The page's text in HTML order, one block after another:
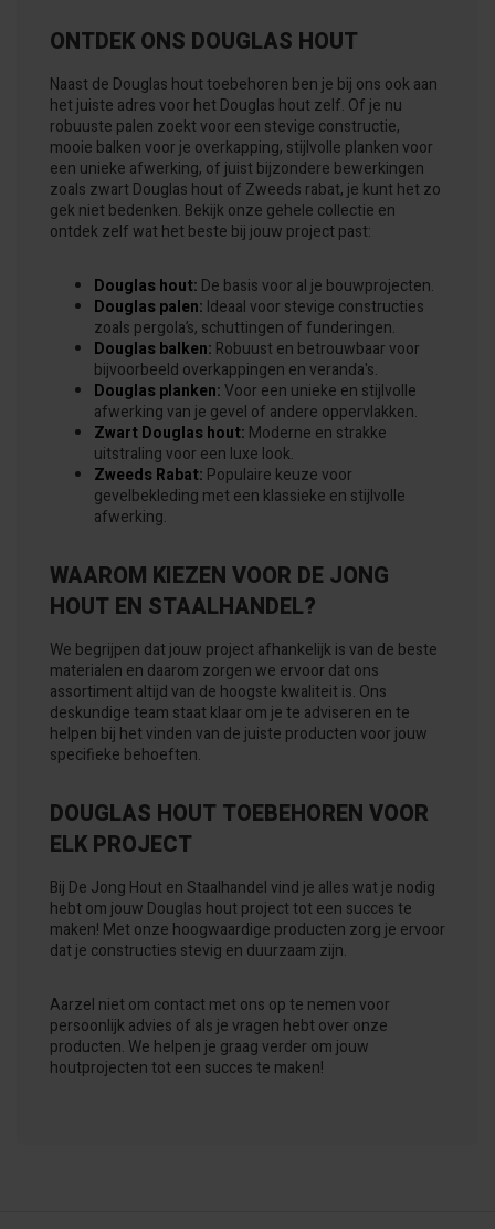
ONTDEK ONS DOUGLAS HOUT
Naast de Douglas hout toebehoren ben je bij ons ook aan
het juiste adres voor het Douglas hout zelf. Of je nu
robuuste palen zoekt voor een stevige constructie,
mooie balken voor je overkapping, stijlvolle planken voor
een unieke afwerking, of juist bijzondere bewerkingen
zoals zwart Douglas hout of Zweeds rabat, je kunt het zo
gek niet bedenken. Bekijk onze gehele collectie en
ontdek zelf wat het beste bij jouw project past:
Douglas hout: De basis voor al je bouwprojecten.
Douglas palen: Ideaal voor stevige constructies
zoals pergola’s, schuttingen of funderingen.
Douglas balken: Robuust en betrouwbaar voor
bijvoorbeeld overkappingen en veranda's.
Douglas planken:Voor een unieke en stijlvolle
afwerking van je gevel of andere oppervlakken.
Zwart Douglas hout: Moderne en strakke
uitstraling voor een luxe look.
Zweeds Rabat: Populaire keuze voor
gevelbekleding met een klassieke en stijlvolle
afwerking.
WAAROM KIEZEN VOOR DE JONG
HOUT EN STAALHANDEL?
We begrijpen dat jouw project afhankelijk is van de beste
materialen en daarom zorgen we ervoor dat ons
assortiment altijd van de hoogste kwaliteit is. Ons
deskundige team staat klaar om je te adviseren en te
helpen bij het vinden van de juiste producten voor jouw
specifieke behoeften.
DOUGLAS HOUT TOEBEHOREN VOOR
ELK PROJECT
Bij De Jong Hout en Staalhandel vind je alles wat je nodig
hebt om jouw Douglas hout project tot een succes te
maken! Met onze hoogwaardige producten zorg je ervoor
dat je constructies stevig en duurzaam zijn.
Aarzel niet om contact met ons op te nemen voor
persoonlijk advies of als je vragen hebt over onze
producten. We helpen je graag verder om jouw
houtprojecten tot een succes te maken!